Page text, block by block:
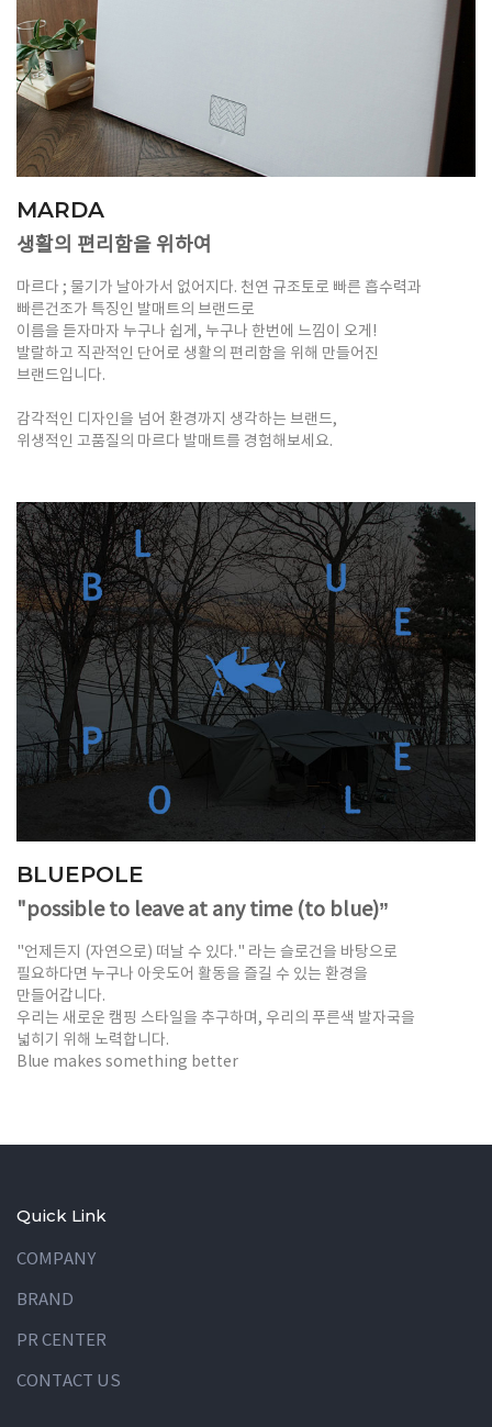
MARDA
생활의 편리함을 위하여
마르다 ; 물기가 날아가서 없어지다. 천연 규조토로 빠른 흡수력과
빠른건조가 특징인 발매트의 브랜드로
이름을 듣자마자 누구나 쉽게, 누구나 한번에 느낌이 오게!
발랄하고 직관적인 단어로 생활의 편리함을 위해 만들어진
브랜드입니다.
감각적인 디자인을 넘어 환경까지 생각하는 브랜드,
위생적인 고품질의 마르다 발매트를 경험해보세요.
BLUEPOLE
"possible to leave at any time (to blue)”
"언제든지 (자연으로) 떠날 수 있다." 라는 슬로건을 바탕으로
필요하다면 누구나 아웃도어 활동을 즐길 수 있는 환경을
만들어갑니다.
우리는 새로운 캠핑 스타일을 추구하며, 우리의 푸른색 발자국을
넓히기 위해 노력합니다.
Blue makes something better
Quick Link
COMPANY
BRAND
PR CENTER
CONTACT US